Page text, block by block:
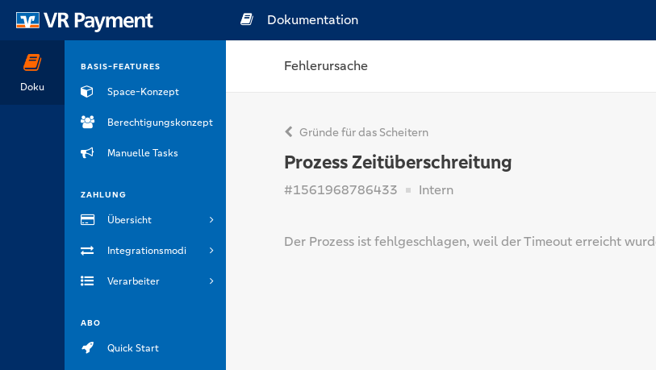
Doku
BASIS-FEATURES
Space-Konzept
Berechtigungskonzept
Manuelle Tasks
ZAHLUNG
Übersicht
Integrationsmodi
Verarbeiter
ABO
Quick Start
Dokumentation
Fehlerursache
Gründe für das Scheitern
Prozess Zeitüberschreitung
#1561968786433 Intern
Der Prozess ist fehlgeschlagen, weil der Timeout erreicht